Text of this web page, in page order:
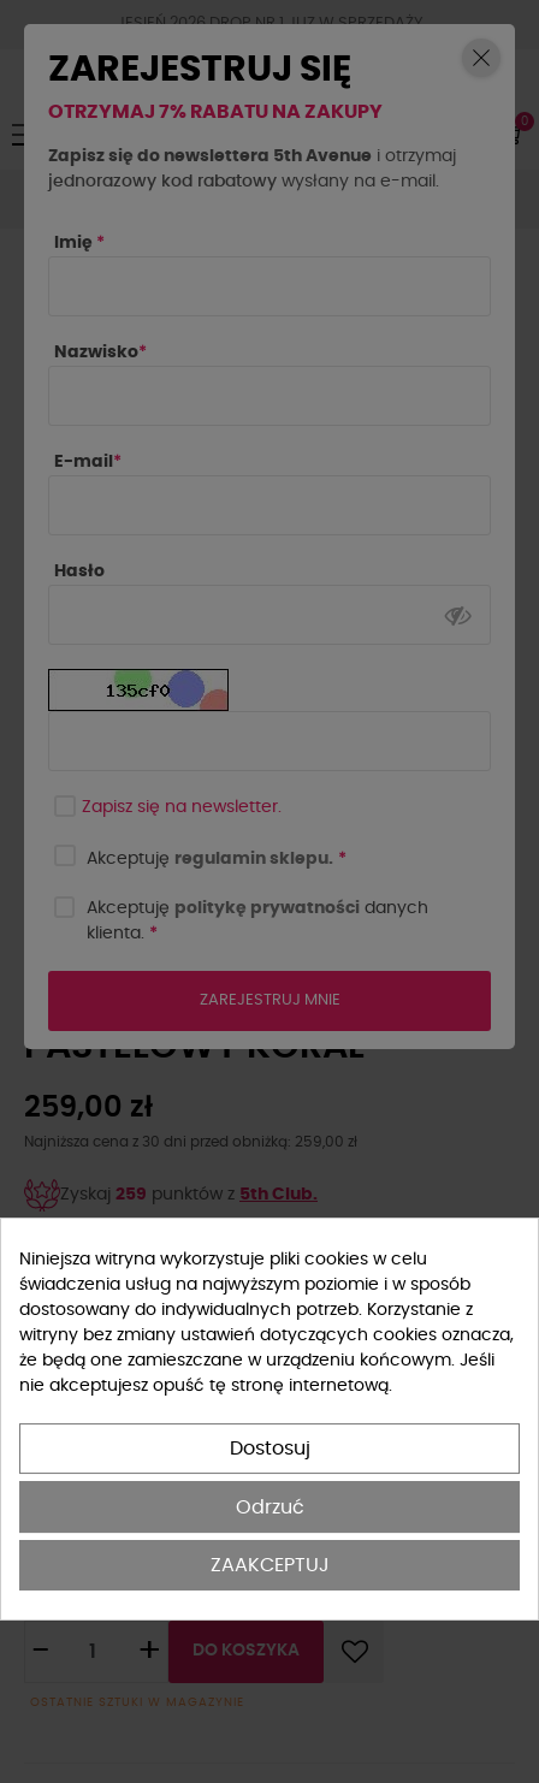
JESIEŃ 2026 DROP NR.1 JUZ W SPRZEDAŻY
Toggle
navigation
☰ 0
Koszule
Koszula z wiązanym mankietem La Milla
MANKIETEM LA MILLA
PASTELOWY KORAL
259,00 zł
Najniższa cena z 30 dni przed obniżką: 259,00 zł
Zyskaj 259 punktów z 5th Club.
kolor
- + DO KOSZYKA
OSTATNIE SZTUKI W MAGAZYNIE
ZAREJESTRUJ SIĘ
OTRZYMAJ 7% RABATU NA ZAKUPY
Zapisz się do newslettera 5th Avenue i otrzymaj
jednorazowy kod rabatowy wysłany na e-mail.
Imię *
Nazwisko*
E-mail *
Hasło
Zapisz się na newsletter.
Akceptuję regulamin sklepu. *
Akceptuję politykę prywatności danych
klienta. *
ZAREJESTRUJ MNIE
Niniejsza witryna wykorzystuje pliki cookies w celu
świadczenia usług na najwyższym poziomie i w sposób
dostosowany do indywidualnych potrzeb. Korzystanie z
witryny bez zmiany ustawień dotyczących cookies oznacza,
że będą one zamieszczane w urządzeniu końcowym. Jeśli
nie akceptujesz opuść tę stronę internetową.
Dostosuj
Odrzuć
ZAAKCEPTUJ